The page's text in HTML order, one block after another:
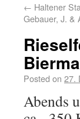
← Haltener
Gebauer, J. &
Posted on 27.
Abends